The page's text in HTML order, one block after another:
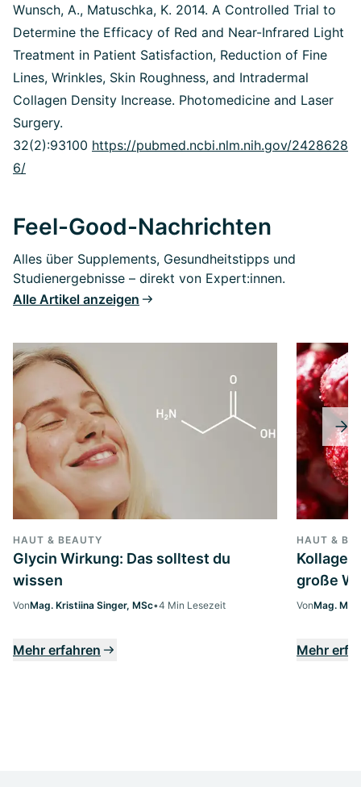
Wunsch, A., Matuschka, K. 2014. A Controlled Trial to
Determine the Efficacy of Red and Near-Infrared Light
Treatment in Patient Satisfaction, Reduction of Fine
Lines, Wrinkles, Skin Roughness, and Intradermal
Collagen Density Increase. Photomedicine and Laser
Surgery.
32(2):93100 https://pubmed.ncbi.nlm.nih.gov/2428628
6/
Feel-Good-Nachrichten
Alles über Supplements, Gesundheitstipps und
Studienergebnisse – direkt von Expert:innen.
Alle Artikel anzeigen
HAUT & BEAUTY
Glycin Wirkung: Das solltest du
wissen
VonMag. Kristiina Singer, MSc•4 Min Lesezeit
Mehr erfahren
HAUT &
große
VonMag.
Mehr